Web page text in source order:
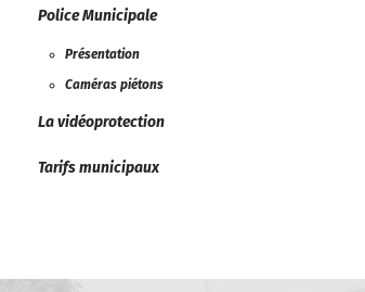
Police Municipale
Présentation
Caméras piétons
La vidéoprotection
Tarifs municipaux